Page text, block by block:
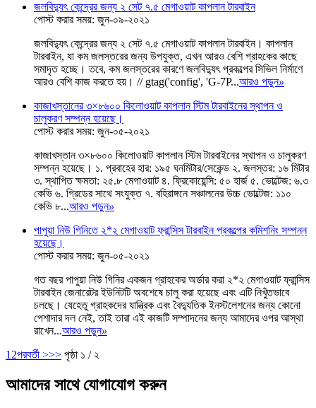
জলবিদ্যুৎ কেন্দ্রের জন্য ২ সেট ৭.৫ মেগাওয়াট কাপলান টারবাইন
পোস্ট করার সময়: জুন-০৯-২০২১
জলবিদ্যুৎ কেন্দ্রের জন্য ২ সেট ৭.৫ মেগাওয়াট কাপলান টারবাইন। কাপলান
টারবাইন, যা কম জলস্তরের জন্য উপযুক্ত, এখন আরও বেশি গ্রাহকের কাছে
সমাদৃত হচ্ছে। তবে, কম জলস্তরের কারণে জলবিদ্যুৎ প্রকল্পের সিভিল নির্মাণে
আরও বেশি কাজ করতে হয়। // gtag('config', 'G-7P...আরও পড়ুন»
কাজাখস্তানের ৩×৮৬০০ কিলোওয়াট কাপলান স্টিম টারবাইনের স্থাপন ও
চালুকরণ সম্পন্ন হয়েছে।
পোস্ট করার সময়: জুন-০৫-২০২১
কাজাখস্তান ৩×৮৬০০ কিলোওয়াট কাপলান স্টিম টারবাইনের স্থাপন ও চালুকরণ
সম্পন্ন হয়েছে। ১. প্রবাহের হার: ১৯৫ ঘনমিটার/সেকেন্ড ২. জলস্তর: ১৬ মিটার
৩. স্থাপিত ক্ষমতা: ২৫.৮ মেগাওয়াট ৪. ফ্রিকোয়েন্সি: ৫০ হার্জ ৫. ভোল্টেজ: ৬.৩
কেভি ৬. গ্রিডের সাথে সংযুক্ত ৭. বহিরাঙ্গনে সঞ্চালনের উচ্চ ভোল্টেজ: ১১০
কেভি ৮...আরও পড়ুন»
পাপুয়া নিউ গিনিতে ২*২ মেগাওয়াট ফ্রান্সিস টারবাইন প্রকল্পের কমিশনিং সম্পন্ন
হয়েছে।
পোস্ট করার সময়: জুন-০৫-২০২১
গত বছর পাপুয়া নিউ গিনির একজন গ্রাহকের অর্ডার করা ২*২ মেগাওয়াট ফ্রান্সিস
টারবাইন জেনারেটর ইউনিটটি অবশেষে চালু করা হয়েছে এবং এটি নিখুঁতভাবে
চলছে। যেহেতু গ্রাহকদের যান্ত্রিক এবং বৈদ্যুতিক ইনস্টলেশনের জন্য কোনো
পেশাদার দল নেই, তাই তারা এই কাজটি সম্পাদনের জন্য আমাদের ওপর আস্থা
রাখেন...আরও পড়ুন»
12পরবর্তী >>> পৃষ্ঠা ১ / ২
আমাদের সাথে যোগাযোগ করুন